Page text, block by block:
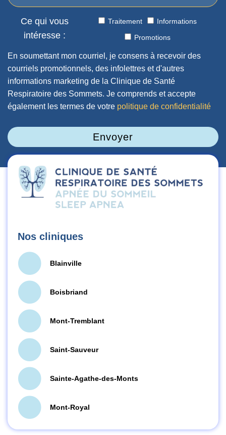
Ce qui vous
intéresse :
Traitement
Informations
Promotions
En soumettant mon courriel, je consens à recevoir des
courriels promotionnels, des infolettres et d'autres
informations marketing de la Clinique de Santé
Respiratoire des Sommets. Je comprends et accepte
également les termes de votre politique de confidentialité
Envoyer
Nos cliniques
Blainville
Boisbriand
Mont-Tremblant
Saint-Sauveur
Sainte-Agathe-des-Monts
Mont-Royal